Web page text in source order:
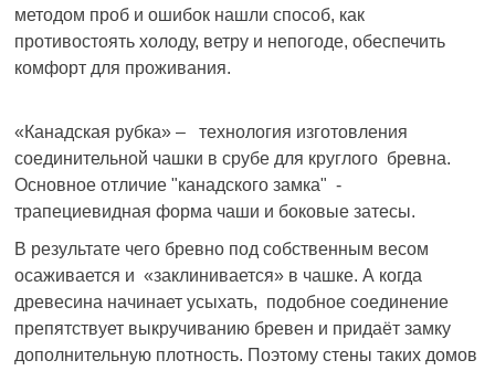
методом проб и ошибок нашли способ, как
противостоять холоду, ветру и непогоде, обеспечить
комфорт для проживания.
«Канадская рубка» – технология изготовления
соединительной чашки в срубе для круглого бревна.
Основное отличие "канадского замка" -
трапециевидная форма чаши и боковые затесы.
В результате чего бревно под собственным весом
осаживается и «заклинивается» в чашке. А когда
древесина начинает усыхать, подобное соединение
препятствует выкручиванию бревен и придаёт замку
дополнительную плотность. Поэтому стены таких домов